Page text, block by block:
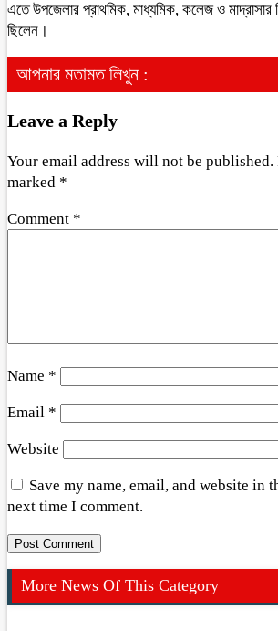
এতে উপজেলার প্রাথমিক, মাধ্যমিক, কলেজ ও মাদ্রাসার
ছিলেন।
আপনার মতামত লিখুন :
Leave a Reply
Your email address will not be published.
marked *
Comment *
Name *
Email *
Website
Save my name, email, and website in
next time I comment.
More News Of This Category